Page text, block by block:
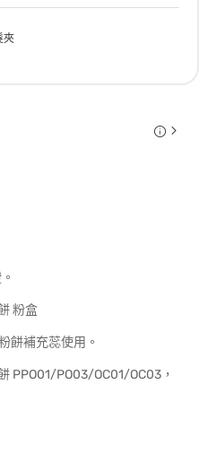
夾
粉盒
餅補充蕊使用。
PPO01/PO03/OC01/OC03，